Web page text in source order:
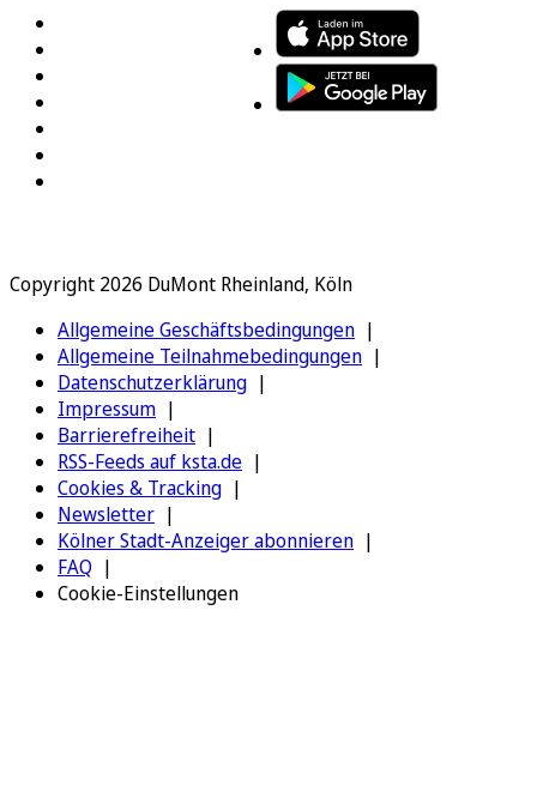
Copyright 2026 DuMont Rheinland, Köln
Allgemeine Geschäftsbedingungen
Allgemeine Teilnahmebedingungen
Datenschutzerklärung
Impressum
Barrierefreiheit
RSS-Feeds auf ksta.de
Cookies & Tracking
Newsletter
Kölner Stadt-Anzeiger abonnieren
FAQ
Cookie-Einstellungen